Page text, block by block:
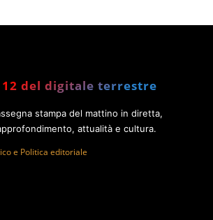
12 del digitale terrestre
stampa del mattino in diretta,
attualità e cultura.
e Politica editoriale